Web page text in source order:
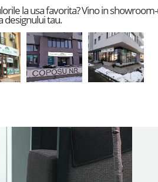
la usa favorita? Vino in
designului tau.